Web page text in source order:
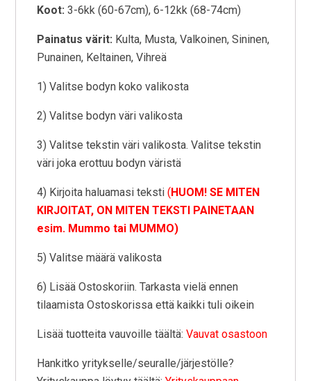
Koot: 3-6kk (60-67cm), 6-12kk (68-74cm)
Painatus värit: Kulta, Musta, Valkoinen, Sininen,
Punainen, Keltainen, Vihreä
1) Valitse bodyn koko valikosta
2) Valitse bodyn väri valikosta
3) Valitse tekstin väri valikosta. Valitse tekstin
väri joka erottuu bodyn väristä
4) Kirjoita haluamasi teksti(HUOM! SE MITEN
KIRJOITAT, ON MITEN TEKSTI PAINETAAN
esim. Mummo tai MUMMO)
5) Valitse määrä valikosta
6) Lisää Ostoskoriin. Tarkasta vielä ennen
tilaamista Ostoskorissa että kaikki tuli oikein
Lisää tuotteita vauvoille täältä:Vauvat osastoon
Hankitko yritykselle/seuralle/järjestölle?